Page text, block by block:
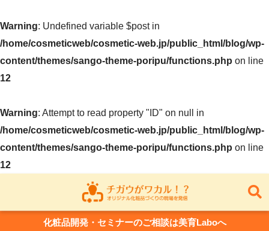
Warning: Undefined variable $post in
/home/cosmeticweb/cosmetic-web.jp/public_html/blog/wp-
content/themes/sango-theme-poripu/functions.php on line
12
Warning: Attempt to read property "ID" on null in
/home/cosmeticweb/cosmetic-web.jp/public_html/blog/wp-
content/themes/sango-theme-poripu/functions.php on line
12
化粧品開発・セミナーのご相談は美育Laboへ